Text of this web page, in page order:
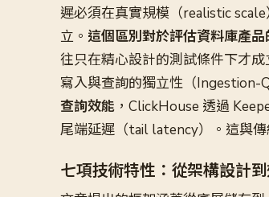
遲必須在真實規模（realistic
立。 這個區別對於評估資料庫產品
往只在精心設計的測試條件下才成
寫入與查詢的獨立性（Ingestion-
查詢效能 ，ClickHouse 透過
尾端延遲（tail latency）。這與
七項技術特性：從架構設計